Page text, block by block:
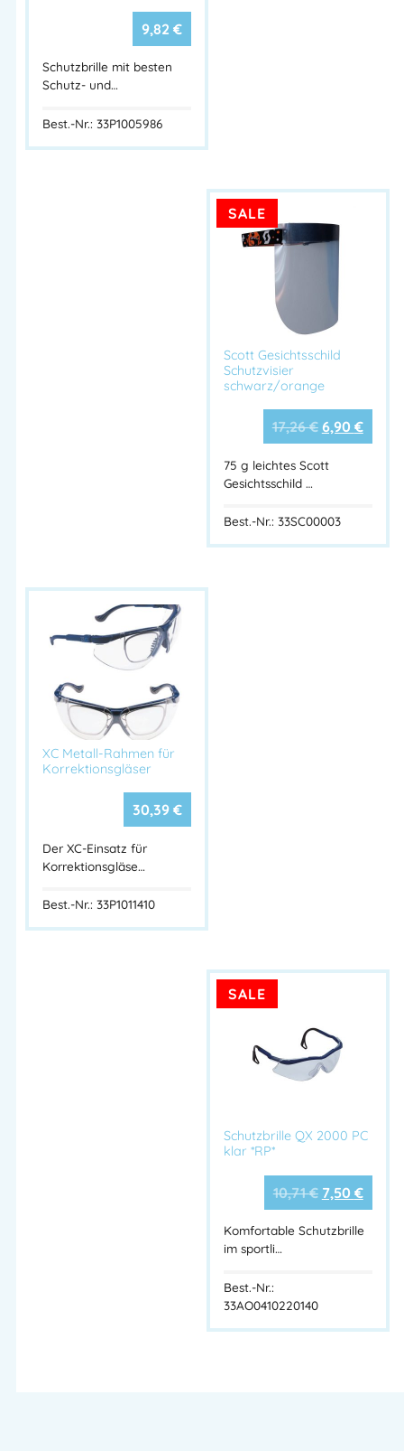
Honeywell Schutzbrillen, Sonnenbrillen
9,82 €
Schutzbrille mit besten
Schutz- und…
Best.-Nr.: 33P1005986
SALE
Scott Gesichtsschild
Schutzvisier
schwarz/orange
17,26€ 6,90 €
75 g leichtes Scott
Gesichtsschild …
Best.-Nr.: 33SC00003
XC Metall-Rahmen für
Korrektionsgläser
30,39 €
Der XC-Einsatz für
Korrektionsgläse…
Best.-Nr.: 33P1011410
SALE
Schutzbrille QX 2000 PC
klar *RP*
10,71€ 7,50 €
Komfortable Schutzbrille
im sportli…
Best.-Nr.:
33AO0410220140